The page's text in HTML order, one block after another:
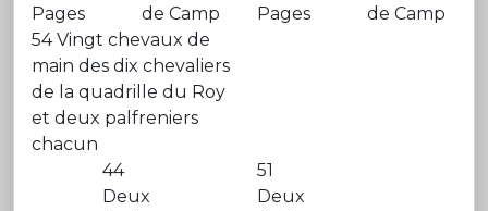
Pages
de Camp
Pages
de Camp
54 Vingt chevaux de
main des dix chevaliers
de la quadrille du Roy
et deux palfreniers
chacun
44
Deux
51
Deux